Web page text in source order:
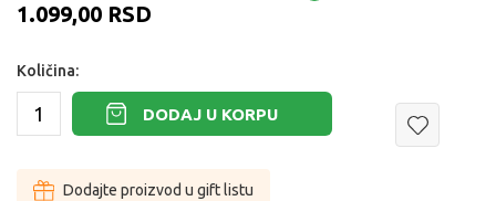
1.099,00 RSD
Količina:
DODAJ U KORPU
Dodajte proizvod u gift listu